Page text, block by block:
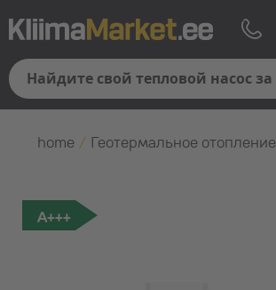
home / Геотермальное отопление
A+++